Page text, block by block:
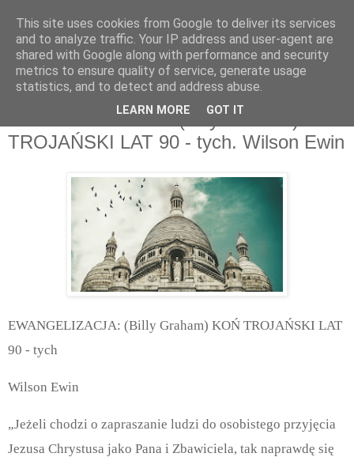
sobota, marca 15, 2014
EWANGELIZACJA: (Billy Graham) KOŃ
TROJAŃSKI LAT 90 - tych. Wilson Ewin
EWANGELIZACJA: (Billy Graham) KOŃ TROJAŃSKI LAT
90 - tych
Wilson Ewin
„Jeżeli chodzi o zapraszanie ludzi do osobistego przyjęcia
Jezusa Chrystusa jako Pana i Zbawiciela, tak naprawdę się
This site uses cookies from Google to deliver its services
and to analyze traffic. Your IP address and user-agent are
shared with Google along with performance and security
metrics to ensure quality of service, generate usage
statistics, and to detect and address abuse.
LEARN MORE GOT IT